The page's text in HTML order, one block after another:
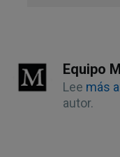
Equipo
Lee más
autor.